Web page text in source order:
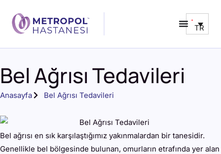
TR
Bel Ağrısı Tedavileri
Anasayfa Bel Ağrısı Tedavileri
Bel ağrısı en sık karşılaştığımız yakınmalardan bir tanesidir.
Genellikle bel bölgesinde bulunan, omurların etrafında yer alan